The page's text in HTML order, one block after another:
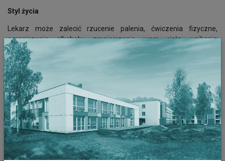
Styl życia
Lekarz może zalecić rzucenie palenia, ćwiczenia fizyczne,
ograniczenie alkoholu, zmniejszenie wagi ciała, unikania
długotrwałego siedzenia, regularne przerwy podczas siedzenia,
które pomagają unikać nadmiernego ciśnienia w okolicy odbytu.
Zalecenia higieniczne
Noszenie odpowiedniej bielizny: bawełnianej, luźnej, dbanie o
higienę intymną.
Nasiadówki
Nasiadówki, czyli tzw. kąpiele ziołowe.
Leki